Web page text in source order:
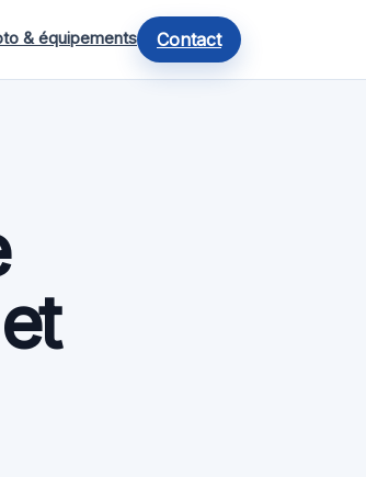
& équipements Contact